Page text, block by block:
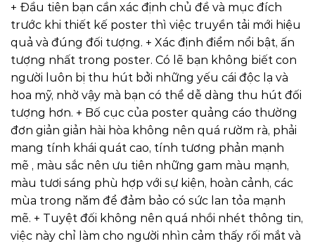
+ Đầu tiên bạn cần xác định chủ đề và mục đích
trước khi thiết kế poster thì việc truyền tải mới hiệu
quả và đúng đối tượng. + Xác định điểm nổi bật, ấn
tượng nhất trong poster. Có lẽ bạn không biết con
người luôn bị thu hút bởi những yếu cái độc lạ và
hoa mỹ, nhờ vậy mà bạn có thể dễ dàng thu hút đối
tượng hơn. + Bố cục của poster quảng cáo thường
đơn giản giản hài hòa không nên quá rườm rà, phải
mang tính khái quát cao, tính tương phản mạnh
mẽ , màu sắc nên ưu tiên những gam màu mạnh,
màu tươi sáng phù hợp với sự kiện, hoàn cảnh, các
mùa trong năm để đảm bảo có sức lan tỏa mạnh
mẽ. + Tuyệt đối không nên quá nhồi nhét thông tin,
việc này chỉ làm cho người nhìn cảm thấy rối mắt và